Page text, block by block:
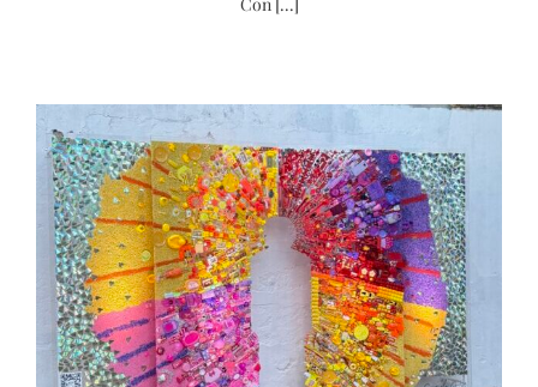
Con [...]